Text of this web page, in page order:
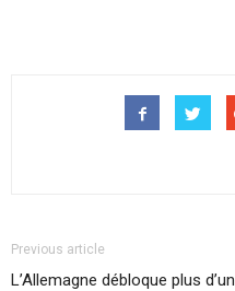
Previous article
L’Allemagne débloque plus d’un